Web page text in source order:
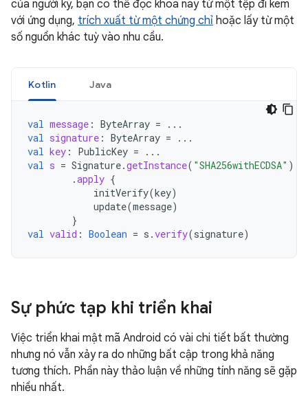
của người ký, bạn có thể đọc khoá này từ một tệp đi kèm
với ứng dụng, trích xuất từ một chứng chỉ hoặc lấy từ một
số nguồn khác tuỳ vào nhu cầu.
Kotlin Java
val message : ByteArray =
...
val signature : ByteArray =
...
val key : PublicKey =
...
val s = Signature.getInstance( "SHA256withECDSA" )
.apply {
initVerify(key)
update(message)
}
val valid : Boolean = s .verify(signature)
Sự phức tạp khi triển khai
Việc triển khai mật mã Android có vài chi tiết bất thường
nhưng nó vẫn xảy ra do những bất cập trong khả năng
tương thích. Phần này thảo luận về những tính năng sẽ gặp
nhiều nhất.